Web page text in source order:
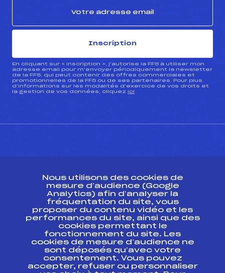
Inscription
En cliquant sur « inscription », j’autorise la FFS à utiliser mon
adresse email pour m’envoyer périodiquement la newsletter
de la FFS, qui peut contenir des offres commerciales et
promotionnelles de la FFS ou de ses partenaires. Pour plus
d’informations sur les modalités d’exercice de vos droits et
la gestion de vos données, cliquez ici
Ressources
Pass’Neige
Projet sportif fédéral
Projet de performance fédéral
Antidopage
Pôle Développement, Formation, Suivi
Scientifique
Nous utilisons des cookies de
mesure d’audience (Google
Analytics) afin d’analyser la
fréquentation du site, vous
proposer du contenu vidéo et les
performances du site, ainsi que des
cookies permettant le
fonctionnement du site. Les
cookies de mesure d’audience ne
sont déposés qu’avec votre
consentement. Vous pouvez
accepter, refuser ou personnaliser